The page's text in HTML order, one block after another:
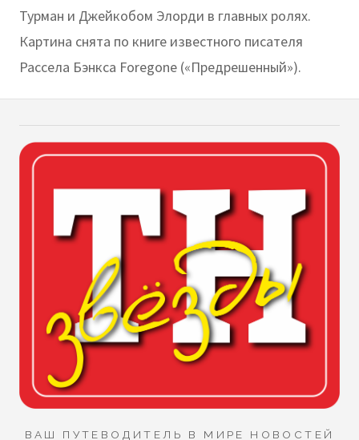
Турман и Джейкобом Элорди в главных ролях.
Картина снята по книге известного писателя
Рассела Бэнкса Foregone («Предрешенный»).
ВАШ ПУТЕВОДИТЕЛЬ В МИРЕ НОВОСТЕЙ